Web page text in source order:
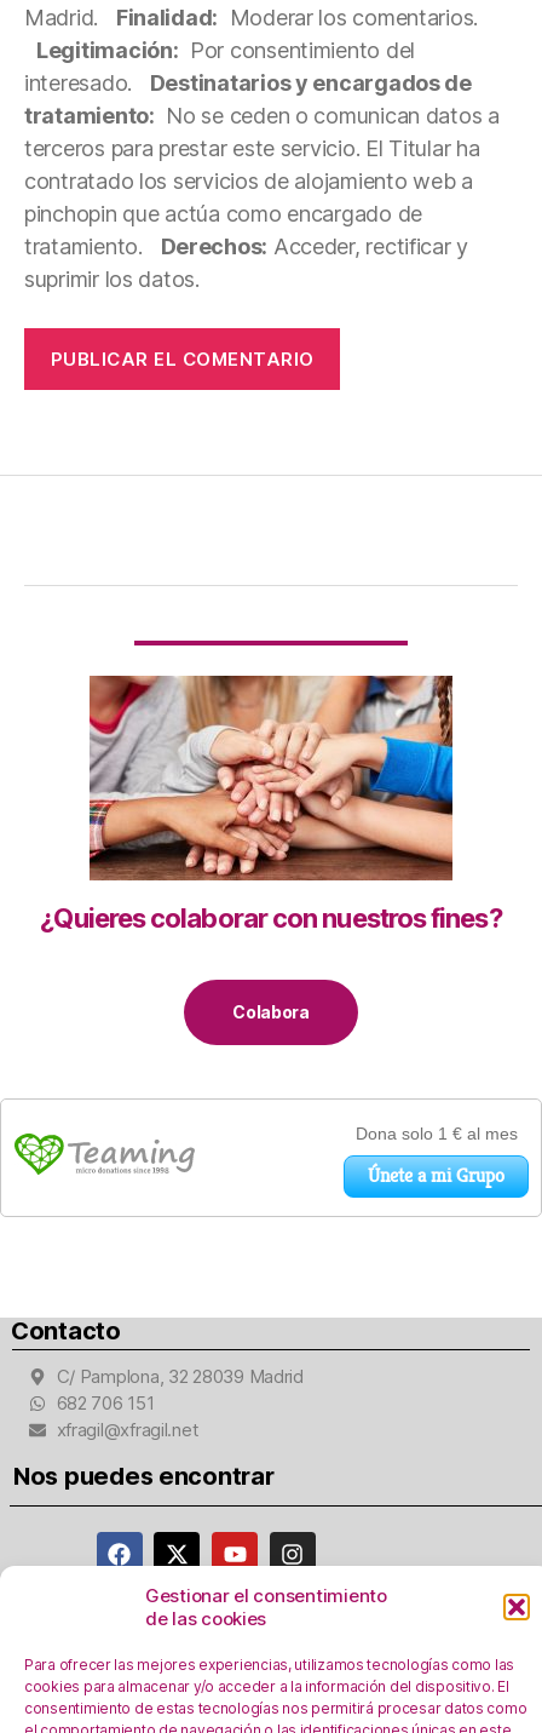
Gestionar el consentimiento
de las cookies
Para ofrecer las mejores experiencias, utilizamos tecnologías como las
cookies para almacenar y/o acceder a la información del dispositivo. El
consentimiento de estas tecnologías nos permitirá procesar datos como
Madrid.
Finalidad: Moderar los comentarios.
Legitimación: Por consentimiento del
interesado.
Destinatarios y encargados de
tratamiento: No se ceden o comunican datos a
terceros para prestar este servicio. El Titular ha
contratado los servicios de alojamiento web a
pinchopin que actúa como encargado de
tratamiento.
Derechos: Acceder, rectificar y
suprimir los datos.
¿Quieres colaborar con nuestros fines?
Colabora
Contacto
C/ Pamplona, 32 28039 Madrid
682 706 151
xfragil@xfragil.net
Nos puedes encontrar
Política de privacidad
Registro Actividades como responsables del
tratamiento